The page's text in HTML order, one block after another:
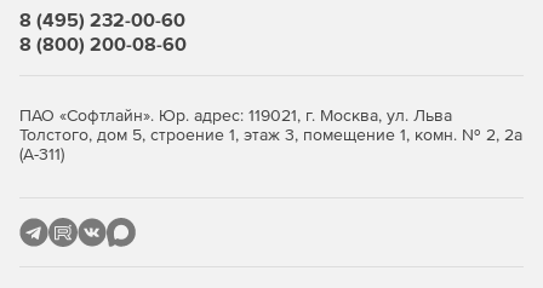
8 (495) 232-00-60
8 (800) 200-08-60
ПАО «Софтлайн». Юр. адрес: 119021, г. Москва, ул. Льва
Толстого, дом 5, строение 1, этаж 3, помещение 1, комн. № 2, 2а
(А-311)